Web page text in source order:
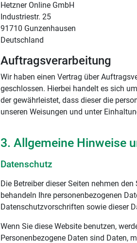
Hetzner Online GmbH
Industriestr. 25
91710 Gunzenhausen
Deutschland
Auftragsverarbeitung
Wir haben einen Vertrag über
geschlossen. Hierbei handelt es sich
der gewährleistet, dass dieser die
unseren Weisungen und unter
3. Allgemeine Hinweise
Datenschutz
Die Betreiber dieser Seiten nehmen
behandeln Ihre personenbezogenen
Datenschutzvorschriften sowie dieser
Wenn Sie diese Website benutzen,
Personenbezogene Daten sind Daten,